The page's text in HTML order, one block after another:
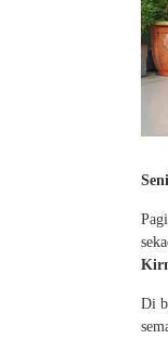
Di